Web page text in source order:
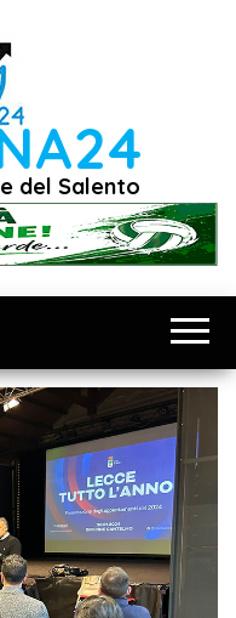
del Salento